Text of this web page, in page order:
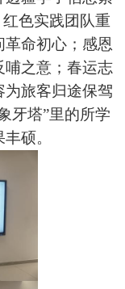
色实践团队重
命初心；感恩
哺之意；春运志
为旅客归途保驾
牙塔”里的所学
丰硕。